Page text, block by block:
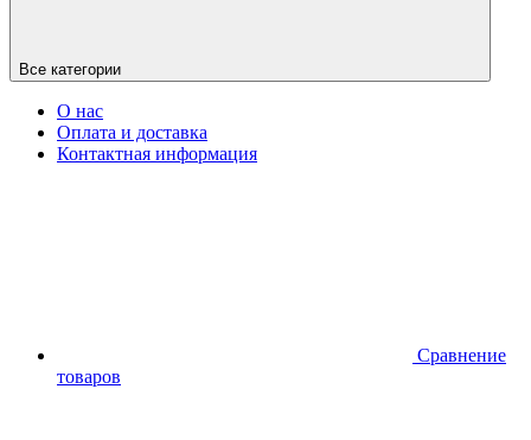
Все категории
О нас
Оплата и доставка
Контактная информация
Сравнение
товаров